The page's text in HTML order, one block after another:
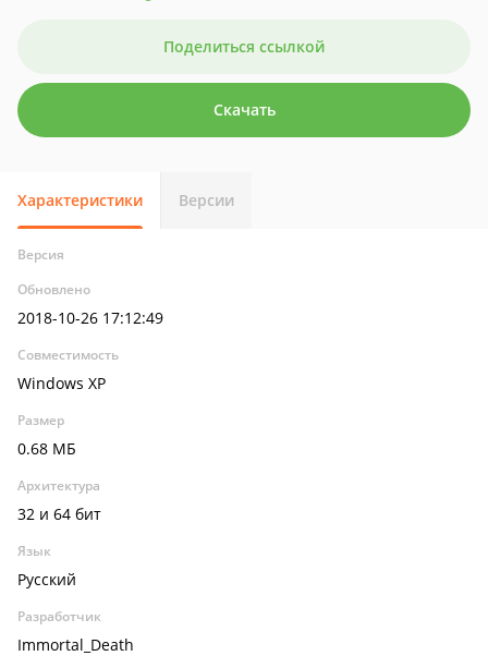
Поделиться ссылкой
Скачать
Характеристики Версии
Версия
Обновлено
2018-10-26 17:12:49
Совместимость
Windows XP
Размер
0.68 МБ
Архитектура
32 и 64 бит
Язык
Русский
Разработчик
Immortal_Death